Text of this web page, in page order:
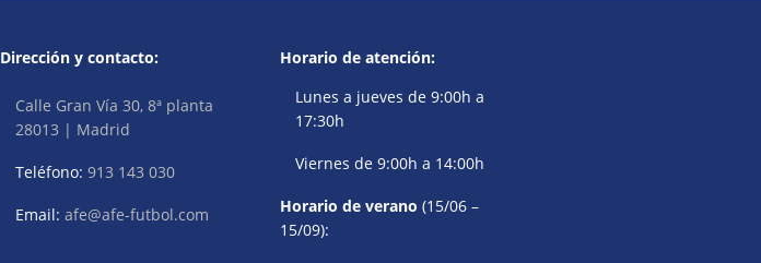
Dirección y contacto:
Calle Gran Vía 30, 8ª planta
28013 | Madrid
Teléfono: 913 143 030
Email: afe@afe-futbol.com
Horario de atención:
Lunes a jueves de 9:00h a
17:30h
Viernes de 9:00h a 14:00h
Horario de verano (15/06 –
15/09):